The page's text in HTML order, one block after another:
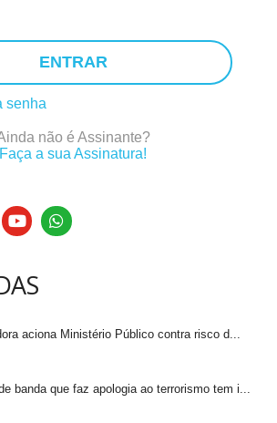
ENTRAR
senha
não é Assinante?
Faça a sua Assinatura!
aciona Ministério Público contra risco d...
banda que faz apologia ao terrorismo tem i...